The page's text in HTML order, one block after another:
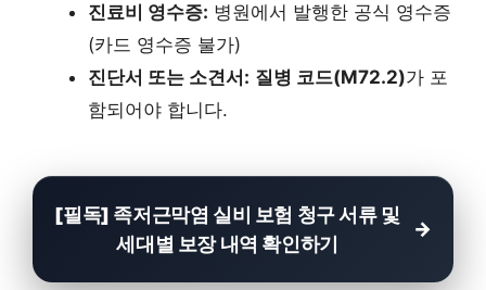
진료비 영수증: 병원에서 발행한 공식 영수증
(카드 영수증 불가)
진단서 또는 소견서: 질병 코드(M72.2)가 포
함되어야 합니다.
[필독] 족저근막염 실비 보험 청구 서류 및
세대별 보장 내역 확인하기